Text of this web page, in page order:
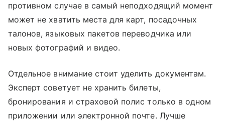
противном случае в самый неподходящий момент
может не хватить места для карт, посадочных
талонов, языковых пакетов переводчика или
новых фотографий и видео.
Отдельное внимание стоит уделить документам.
Эксперт советует не хранить билеты,
бронирования и страховой полис только в одном
приложении или электронной почте. Лучше